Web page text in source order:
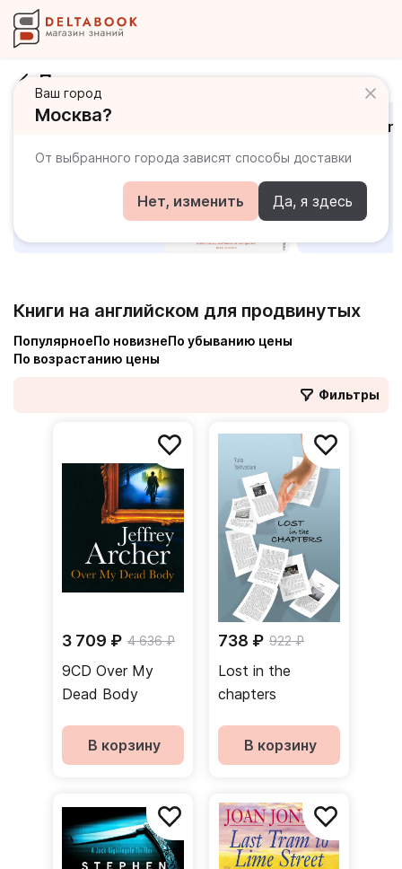
Ваш город
Москва?
От выбранного города зависят способы доставки
Нет, изменить Да, я здесь
Популярные книги
Sapiens A Brief
History of
The Hunger
Книги на английском для продвинутых
ПопулярноеПо новизнеПо убыванию цены
По возрастанию цены
Фильтры
3 709 ₽ 4 636 ₽
9CD Over My
Dead Body
В корзину
738 ₽ 922 ₽
Lost in the
chapters
В корзину